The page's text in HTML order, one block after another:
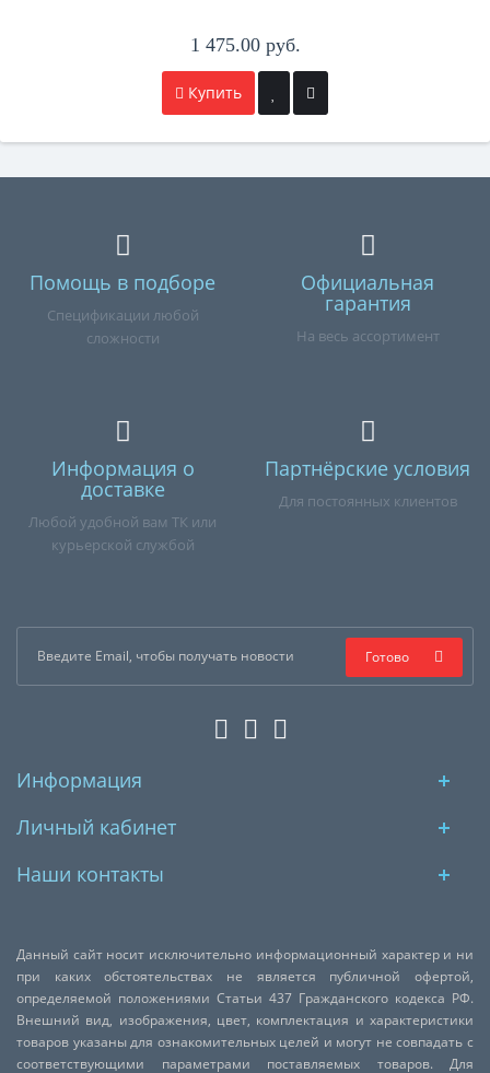
1 475.00 руб.
Купить
Помощь в подборе
Спецификации любой
сложности
Официальная
гарантия
На весь ассортимент
Информация о
доставке
Любой удобной вам ТК или
курьерской службой
Партнёрские условия
Для постоянных клиентов
Готово
Информация
Личный кабинет
Наши контакты
Данный сайт носит исключительно информационный характер и ни
при каких обстоятельствах не является публичной офертой,
определяемой положениями Статьи 437 Гражданского кодекса РФ.
Внешний вид, изображения, цвет, комплектация и характеристики
товаров указаны для ознакомительных целей и могут не совпадать с
соответствующими параметрами поставляемых товаров. Для